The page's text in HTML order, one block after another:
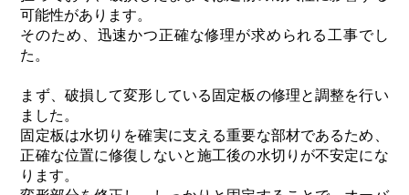
可能性があります。
そのため、迅速かつ正確な修理が求められる工事でし
た。
まず、破損して変形している固定板の修理と調整を行い
ました。
固定板は水切りを確実に支える重要な部材であるため、
正確な位置に修復しないと施工後の水切りが不安定にな
ります。